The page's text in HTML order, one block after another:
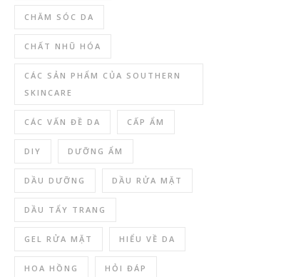
CHĂM SÓC DA
CHẤT NHŨ HÓA
CÁC SẢN PHẨM CỦA SOUTHERN
SKINCARE
CÁC VẤN ĐỀ DA CẤP ẨM
DIY DƯỠNG ẨM
DẦU DƯỠNG DẦU RỬA MẶT
DẦU TẨY TRANG
GEL RỬA MẶT HIỂU VỀ DA
HOA HỒNG HỎI ĐÁP